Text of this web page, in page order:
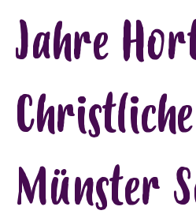
Jahre
Christliche
Münster